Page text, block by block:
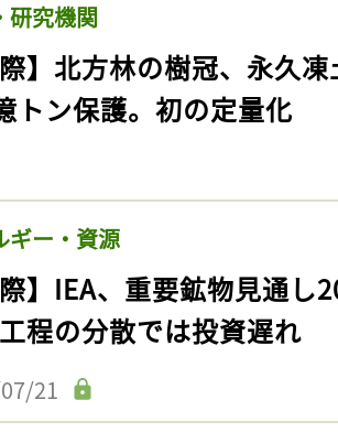
研究機関
際】北方林の樹冠、永久
トン保護。初の定量化
ギー・資源
際】IEA、重要鉱物見通
程の分散では投資遅れ
21